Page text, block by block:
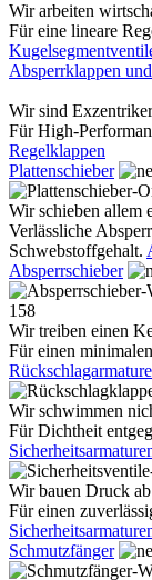
Wir arbeiten
Für eine lineare
Absperrklappen
Wir sind
Für High-
Regelklappen
Plattenschieber
Wir schieben allem
Verlässliche
Schwebstoffgehalt.
Absperrschieber
Wir treiben einen
Für einen
Wir schwimmen
Für Dichtheit
Wir bauen Druck
Für einen
Schmutzfänger